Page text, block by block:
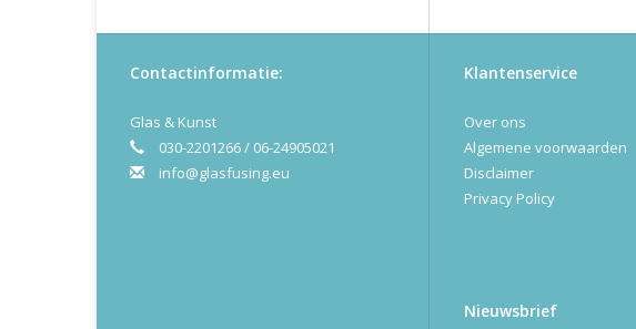
Contactinformatie:
Glas & Kunst
030-2201266 / 06-24905021
info@glasfusing.eu
Klantenservice
Over ons
Algemene voorwaarden
Disclaimer
Privacy Policy
Nieuwsbrief